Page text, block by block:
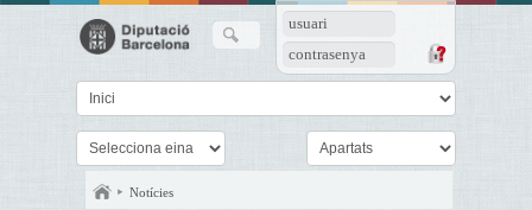
usuari
contrasenya
Notícies